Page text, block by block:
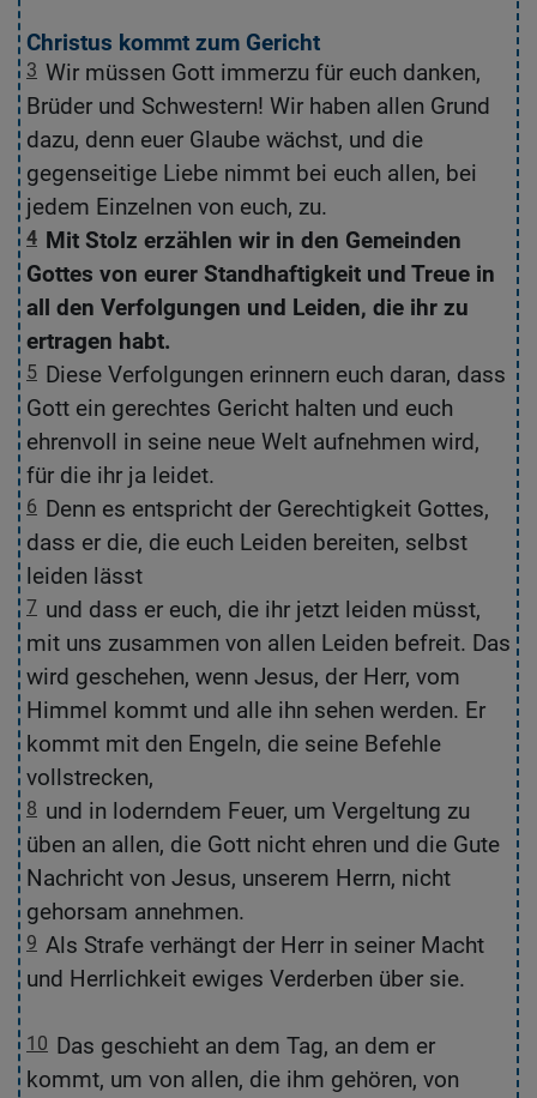
Christus kommt zum Gericht
3 Wir müssen Gott immerzu für euch danken,
Brüder und Schwestern! Wir haben allen Grund
dazu, denn euer Glaube wächst, und die
gegenseitige Liebe nimmt bei euch allen, bei
jedem Einzelnen von euch, zu.
4 Mit Stolz erzählen wir in den Gemeinden
Gottes von eurer Standhaftigkeit und Treue in
all den Verfolgungen und Leiden, die ihr zu
ertragen habt.
5 Diese Verfolgungen erinnern euch daran, dass
Gott ein gerechtes Gericht halten und euch
ehrenvoll in seine neue Welt aufnehmen wird,
für die ihr ja leidet.
6 Denn es entspricht der Gerechtigkeit Gottes,
dass er die, die euch Leiden bereiten, selbst
leiden lässt
7 und dass er euch, die ihr jetzt leiden müsst,
mit uns zusammen von allen Leiden befreit. Das
wird geschehen, wenn Jesus, der Herr, vom
Himmel kommt und alle ihn sehen werden. Er
kommt mit den Engeln, die seine Befehle
vollstrecken,
8 und in loderndem Feuer, um Vergeltung zu
üben an allen, die Gott nicht ehren und die Gute
Nachricht von Jesus, unserem Herrn, nicht
gehorsam annehmen.
9 Als Strafe verhängt der Herr in seiner Macht
und Herrlichkeit ewiges Verderben über sie.
10 Das geschieht an dem Tag, an dem er
kommt, um von allen, die ihm gehören, von
3
4
5
6
7
8
9
10